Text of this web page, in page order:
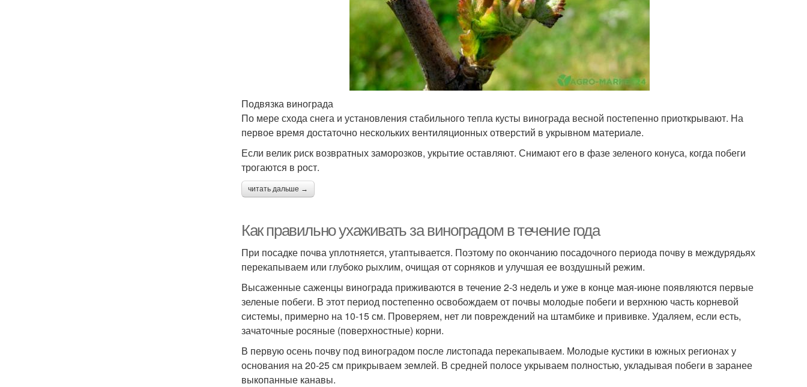
Подвязка винограда
По мере схода снега и установления стабильного тепла кусты винограда весной постепенно приоткрывают. На
первое время достаточно нескольких вентиляционных отверстий в укрывном материале.
Если велик риск возвратных заморозков, укрытие оставляют. Снимают его в фазе зеленого конуса, когда побеги
трогаются в рост.
читать дальше →
Как правильно ухаживать за виноградом в течение года
При посадке почва уплотняется, утаптывается. Поэтому по окончанию посадочного периода почву в междурядьях
перекапываем или глубоко рыхлим, очищая от сорняков и улучшая ее воздушный режим.
Высаженные саженцы винограда приживаются в течение 2-3 недель и уже в конце мая-июне появляются первые
зеленые побеги. В этот период постепенно освобождаем от почвы молодые побеги и верхнюю часть корневой
системы, примерно на 10-15 см. Проверяем, нет ли повреждений на штамбике и прививке. Удаляем, если есть,
зачаточные росяные (поверхностные) корни.
В первую осень почву под виноградом после листопада перекапываем. Молодые кустики в южных регионах у
основания на 20-25 см прикрываем землей. В средней полосе укрываем полностью, укладывая побеги в заранее
выкопанные канавы.